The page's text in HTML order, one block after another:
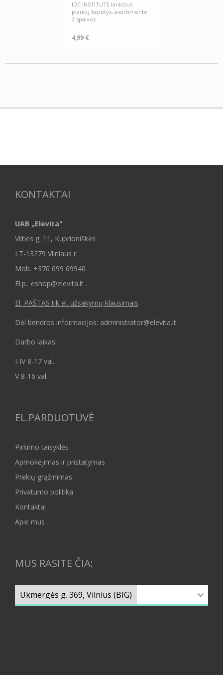
IDC INSTITUTE lankstus
plaukų šepetys, asortimente
3 spalvos
4,99 €
KONTAKTAI
UAB „Elevita"
Vilties g. 11, Kuprioniškės
LT-13279 Vilniaus r.
Mob. +370 699 69940
El.p.: eshop@elevita.lt .
El. PAŠTAS tik el. užsakymų klausimais
Dėl bendros informacijos: administrator@elevita.lt
Darbo laikas:
I-IV 8-17 val.
V 8-16 val.
EL.PARDUOTUVĖ
Pirkimo taisyklės
Apmokėjimas ir pristatymas
Prekių grąžinimas
Privatumo politika
Kontaktai
Apie mus
MUS RASITE ČIA: